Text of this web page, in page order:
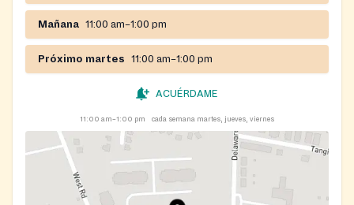
Mañana 11:00 am–1:00 pm
Próximo martes 11:00 am–1:00 pm
ACUÉRDAME
11:00 am–1:00 pm cada semana martes, jueves, viernes